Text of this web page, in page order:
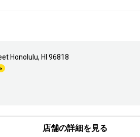
Honolulu, HI 96818
店舗の詳細を見る